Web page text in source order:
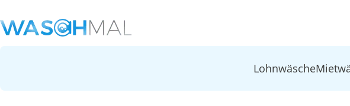
Lohnwäsche